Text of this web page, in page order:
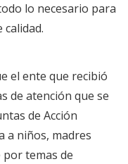
lo necesario para
el ente que recibió
de atención que se
de Acción
a niños, madres
temas de